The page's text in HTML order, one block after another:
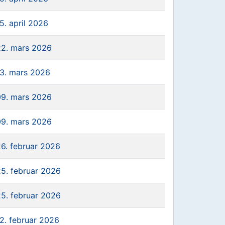
april 2026
mars 2026
mars 2026
mars 2026
mars 2026
februar 2026
februar 2026
februar 2026
februar 2026